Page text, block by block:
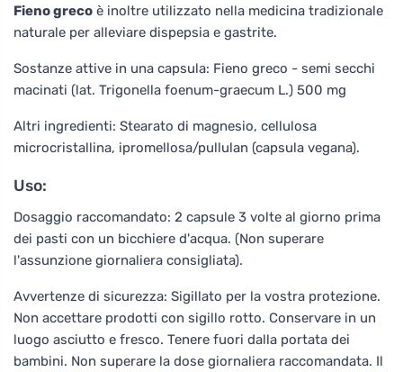
Fieno greco è inoltre utilizzato nella medicina tradizionale
naturale per alleviare dispepsia e gastrite.
Sostanze attive in una capsula: Fieno greco - semi secchi
macinati (lat. Trigonella foenum-graecum L.) 500 mg
Altri ingredienti: Stearato di magnesio, cellulosa
microcristallina, ipromellosa/pullulan (capsula vegana).
Uso:
Dosaggio raccomandato: 2 capsule 3 volte al giorno prima
dei pasti con un bicchiere d'acqua. (Non superare
l'assunzione giornaliera consigliata).
Avvertenze di sicurezza: Sigillato per la vostra protezione.
Non accettare prodotti con sigillo rotto. Conservare in un
luogo asciutto e fresco. Tenere fuori dalla portata dei
bambini. Non superare la dose giornaliera raccomandata. Il